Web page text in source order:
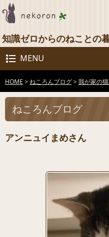
知識ゼロからのねこと
MENU
HOME >ねころんブログ>我が家の
ねころんブログ
アンニュイまめさん